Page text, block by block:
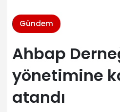
Gündem
Ahbap
yönetimine
atandı